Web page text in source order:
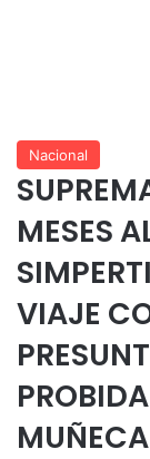
Nacional
MESES
VIAJE